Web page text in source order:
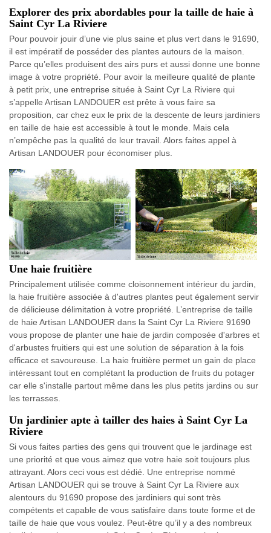
Explorer des prix abordables pour la taille de haie à
Saint Cyr La Riviere
Pour pouvoir jouir d’une vie plus saine et plus vert dans le 91690,
il est impératif de posséder des plantes autours de la maison.
Parce qu’elles produisent des airs purs et aussi donne une bonne
image à votre propriété. Pour avoir la meilleure qualité de plante
à petit prix, une entreprise située à Saint Cyr La Riviere qui
s’appelle Artisan LANDOUER est prête à vous faire sa
proposition, car chez eux le prix de la descente de leurs jardiniers
en taille de haie est accessible à tout le monde. Mais cela
n’empêche pas la qualité de leur travail. Alors faites appel à
Artisan LANDOUER pour économiser plus.
Une haie fruitière
Principalement utilisée comme cloisonnement intérieur du jardin,
la haie fruitière associée à d'autres plantes peut également servir
de délicieuse délimitation à votre propriété. L’entreprise de taille
de haie Artisan LANDOUER dans la Saint Cyr La Riviere 91690
vous propose de planter une haie de jardin composée d'arbres et
d'arbustes fruitiers qui est une solution de séparation à la fois
efficace et savoureuse. La haie fruitière permet un gain de place
intéressant tout en complétant la production de fruits du potager
car elle s'installe partout même dans les plus petits jardins ou sur
les terrasses.
Un jardinier apte à tailler des haies à Saint Cyr La
Riviere
Si vous faites parties des gens qui trouvent que le jardinage est
une priorité et que vous aimez que votre haie soit toujours plus
attrayant. Alors ceci vous est dédié. Une entreprise nommé
Artisan LANDOUER qui se trouve à Saint Cyr La Riviere aux
alentours du 91690 propose des jardiniers qui sont très
compétents et capable de vous satisfaire dans toute forme et de
taille de haie que vous voulez. Peut-être qu’il y a des nombreux